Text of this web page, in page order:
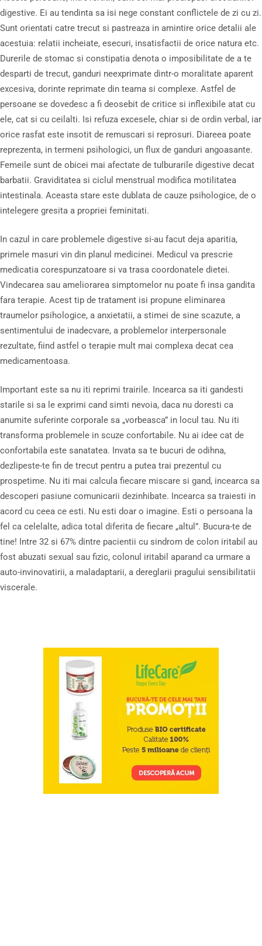
digestive. Ei au tendinta sa isi nege constant conflictele de zi cu zi.
Sunt orientati catre trecut si pastreaza in amintire orice detalii ale
acestuia: relatii incheiate, esecuri, insatisfactii de orice natura etc.
Durerile de stomac si constipatia denota o imposibilitate de a te
desparti de trecut, ganduri neexprimate dintr-o moralitate aparent
excesiva, dorinte reprimate din teama si complexe. Astfel de
persoane se dovedesc a fi deosebit de critice si inflexibile atat cu
ele, cat si cu ceilalti. Isi refuza excesele, chiar si de ordin verbal, iar
orice rasfat este insotit de remuscari si reprosuri. Diareea poate
reprezenta, in termeni psihologici, un flux de ganduri angoasante.
Femeile sunt de obicei mai afectate de tulburarile digestive decat
barbatii. Graviditatea si ciclul menstrual modifica motilitatea
intestinala. Aceasta stare este dublata de cauze psihologice, de o
intelegere gresita a propriei feminitati.
In cazul in care problemele digestive si-au facut deja aparitia,
primele masuri vin din planul medicinei. Medicul va prescrie
medicatia corespunzatoare si va trasa coordonatele dietei.
Vindecarea sau ameliorarea simptomelor nu poate fi insa gandita
fara terapie. Acest tip de tratament isi propune eliminarea
traumelor psihologice, a anxietatii, a stimei de sine scazute, a
sentimentului de inadecvare, a problemelor interpersonale
rezultate, fiind astfel o terapie mult mai complexa decat cea
medicamentoasa.
Important este sa nu iti reprimi trairile. Incearca sa iti gandesti
starile si sa le exprimi cand simti nevoia, daca nu doresti ca
anumite suferinte corporale sa „vorbeasca” in locul tau. Nu iti
transforma problemele in scuze confortabile. Nu ai idee cat de
confortabila este sanatatea. Invata sa te bucuri de odihna,
dezlipeste-te fin de trecut pentru a putea trai prezentul cu
prospetime. Nu iti mai calcula fiecare miscare si gand, incearca sa
descoperi pasiune comunicarii dezinhibate. Incearca sa traiesti in
acord cu ceea ce esti. Nu esti doar o imagine. Esti o persoana la
fel ca celelalte, adica total diferita de fiecare „altul”. Bucura-te de
tine! Intre 32 si 67% dintre pacientii cu sindrom de colon iritabil au
fost abuzati sexual sau fizic, colonul iritabil aparand ca urmare a
auto-invinovatirii, a maladaptarii, a dereglarii pragului sensibilitatii
viscerale.